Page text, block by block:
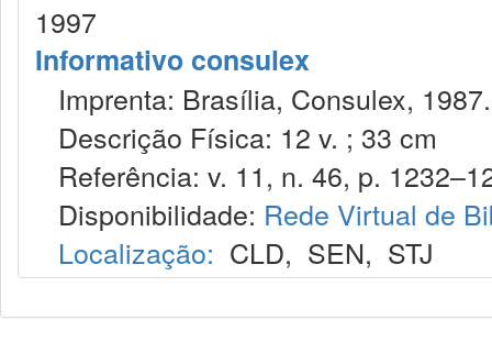
1997
Informativo consulex
Imprenta: Brasília, Consulex, 1987.
Descrição Física: 12 v. ; 33 cm
Referência: v. 11, n. 46, p.
Disponibilidade: Rede Virtual de
Localização: CLD, SEN, STJ